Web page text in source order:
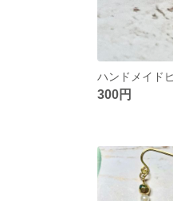
300円